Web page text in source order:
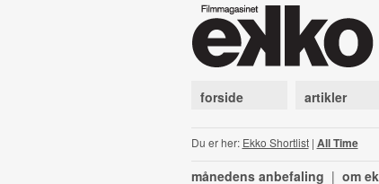
forside artikler
Du er her: Ekko Shortlist| All Time
månedens anbefaling | om